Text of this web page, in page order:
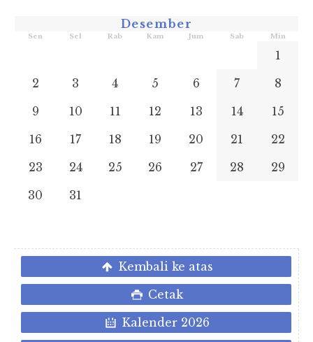
Desember
Sen Sel Rab Kam Jum Sab Min
1
2
3 4 5 6 7
8
9
10 11 12 13 14
15
16
17 18 19 20 21
22
23
24 25 26 27 28
29
30
31
Kembali ke atas
Cetak
Kalender 2026